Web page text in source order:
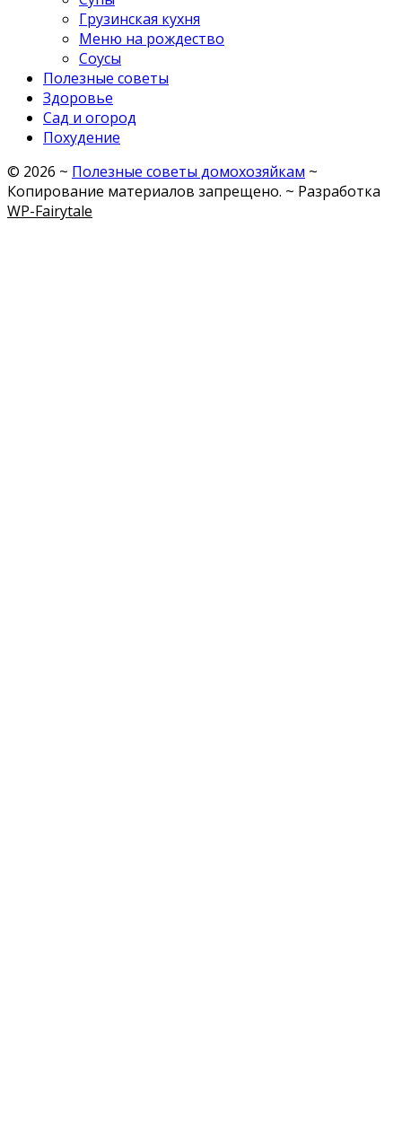
Грузинская кухня
Меню на рождество
Соусы
Полезные советы
Здоровье
Сад и огород
Похудение
© 2026 ~ Полезные советы домохозяйкам ~
Копирование материалов запрещено. ~ Разработка
WP-Fairytale